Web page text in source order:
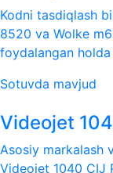
Kodni tasdiqlash
8520 va Wolke
foydalangan
Sotuvda mavjud
Videojet
Asosiy markalash
Videojet 1040 CIJ